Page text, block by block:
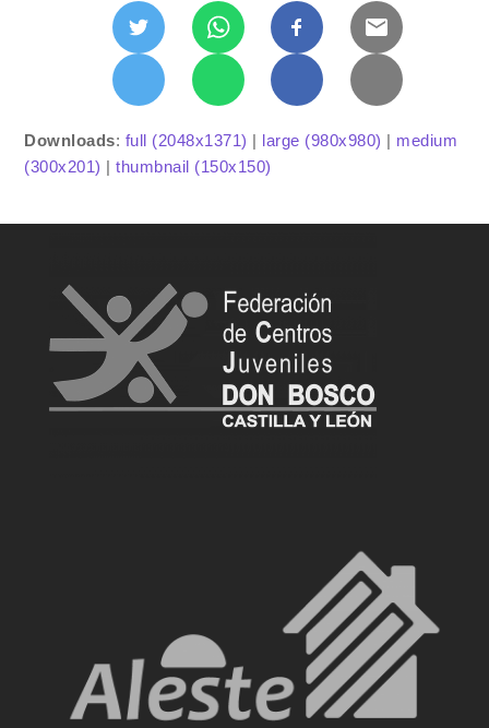
Downloads: full (2048x1371) | large (980x980) | medium
(300x201) |thumbnail (150x150)